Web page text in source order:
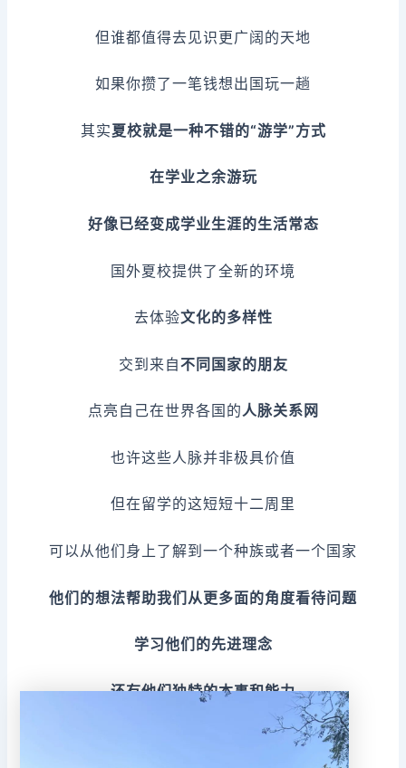
但谁都值得去见识更广阔的天地
如果你攒了一笔钱想出国玩一趟
其实夏校就是一种不错的“游学”方式
在学业之余游玩
好像已经变成学业生涯的生活常态
国外夏校提供了全新的环境
去体验文化的多样性
交到来自不同国家的朋友
点亮自己在世界各国的人脉关系网
也许这些人脉并非极具价值
但在留学的这短短十二周里
可以从他们身上了解到一个种族或者一个国家
他们的想法帮助我们从更多面的角度看待问题
学习他们的先进理念
还有他们独特的本事和能力